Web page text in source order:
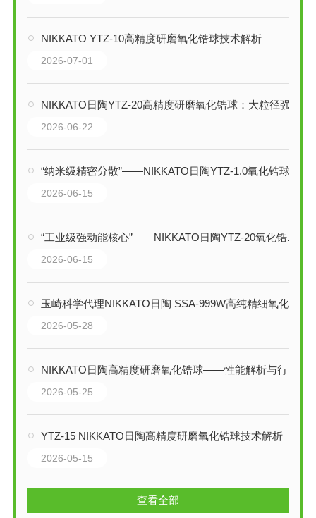
NIKKATO YTZ-10高精度研磨氧化锆球技术解析
2026-07-01
NIKKATO日陶YTZ-20高精度研磨氧化锆球：大粒径强动能研磨的工业级引擎
2026-06-22
“纳米级精密分散”——NIKKATO日陶YTZ-1.0氧化锆球技术解析
2026-06-15
“工业级强动能核心”——NIKKATO日陶YTZ-20氧化锆球技术解析
2026-06-15
玉崎科学代理NIKKATO日陶 SSA-999W高纯精细氧化铝球技术解析与应用指南
2026-05-28
NIKKATO日陶高精度研磨氧化锆球——性能解析与行业应用
2026-05-25
YTZ-15 NIKKATO日陶高精度研磨氧化锆球技术解析
2026-05-15
查看全部